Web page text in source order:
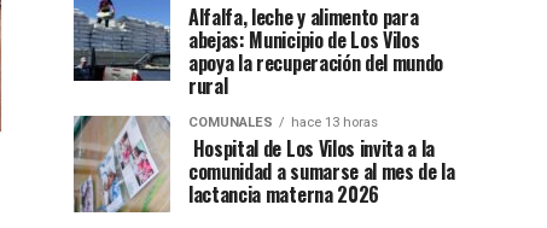
Alfalfa, leche y alimento para
abejas: Municipio de Los Vilos
apoya la recuperación del mundo
rural
COMUNALES hace 13 horas
Hospital de Los Vilos invita a la
comunidad a sumarse al mes de la
lactancia materna 2026